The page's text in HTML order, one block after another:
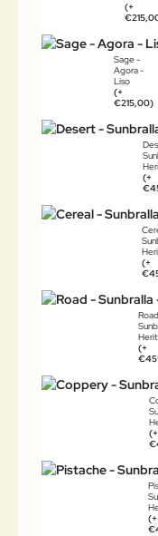
(+
Sage -
Agora -
Liso
(+
€215,00)
(+
(+
(+
(+
(+